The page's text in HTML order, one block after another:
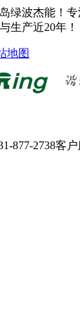
波杰能！专
生产近20年！
地图
877-2738客